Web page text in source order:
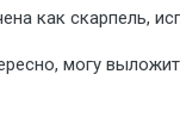
как скарпель,
могу